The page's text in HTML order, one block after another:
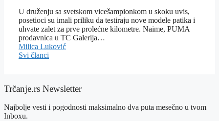
U druženju sa svetskom vicešampionkom u skoku uvis,
posetioci su imali priliku da testiraju nove modele patika i
uhvate zalet za prve prolećne kilometre. Naime, PUMA
prodavnica u TC Galerija…
Milica Luković
Svi članci
Trčanje.rs Newsletter
Najbolje vesti i pogodnosti maksimalno dva puta mesečno u tvom
Inboxu.